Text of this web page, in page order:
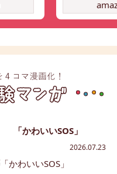
「かわいいSOS」
2026.07.23